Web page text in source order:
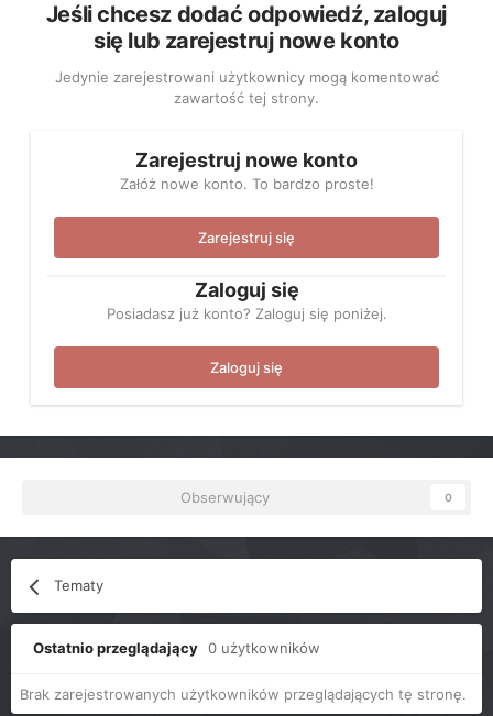
Jeśli chcesz dodać odpowiedź, zaloguj
się lub zarejestruj nowe konto
Jedynie zarejestrowani użytkownicy mogą komentować
zawartość tej strony.
Zarejestruj nowe konto
Załóż nowe konto. To bardzo proste!
Zarejestruj się
Zaloguj się
Posiadasz już konto? Zaloguj się poniżej.
Zaloguj się
Obserwujący 0
Tematy
Ostatnio przeglądający 0 użytkowników
Brak zarejestrowanych użytkowników przeglądających tę stronę.